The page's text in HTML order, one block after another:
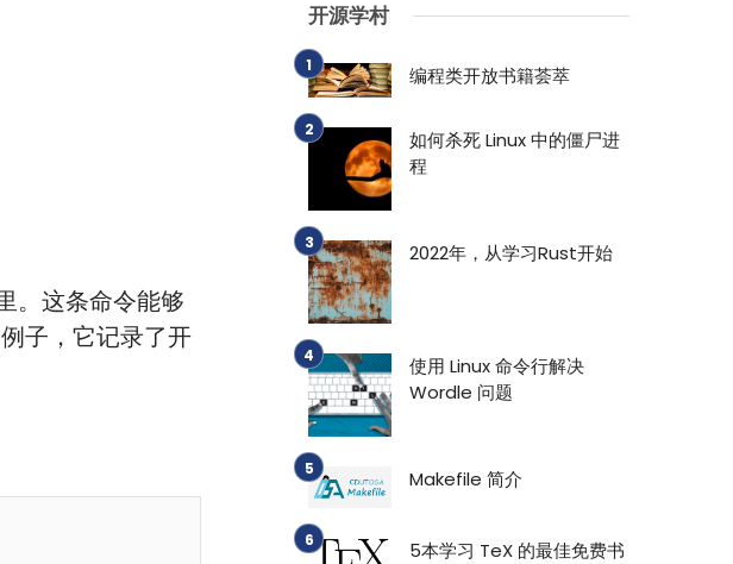
。这条命令能够
子，它记录了开
开源学村
编程类开放书籍荟萃
如何杀死 Linux 中的僵尸进
程
2022年，从学习Rust开始
使用 Linux 命令行解决
Wordle 问题
Makefile 简介
5本学习 TeX 的最佳免费书